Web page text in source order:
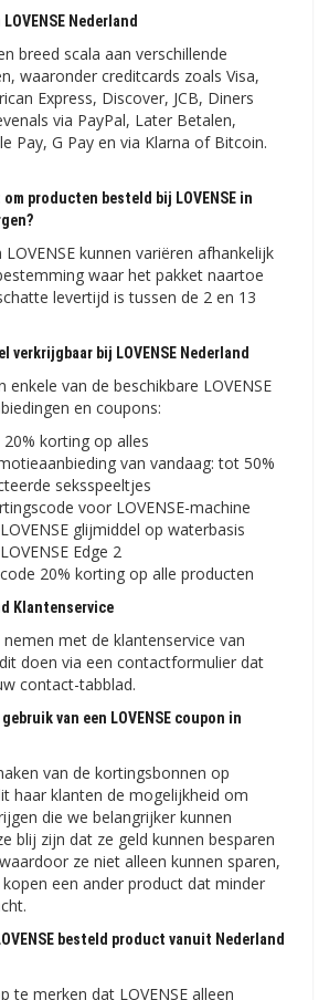
Nederland
breed scala aan verschillende
waaronder creditcards zoals Visa,
Express, Discover, JCB, Diners
via PayPal, Later Betalen,
Pay, G Pay en via Klarna of Bitcoin.
producten besteld bij LOVENSE in
kunnen variëren afhankelijk
waar het pakket naartoe
levertijd is tussen de 2 en 13
verkrijgbaar bij LOVENSE Nederland
enkele van de beschikbare LOVENSE
en coupons:
20% korting op alles
van vandaag: tot 50%
seksspeeltjes
voor LOVENSE-machine
glijmiddel op waterbasis
Edge 2
20% korting op alle producten
Klantenservice
met de klantenservice van
dit doen via een contactformulier dat
contact-tabblad.
van een LOVENSE coupon in
van de kortingsbonnen op
haar klanten de mogelijkheid om
die we belangrijker kunnen
blij zijn dat ze geld kunnen besparen
ze niet alleen kunnen sparen,
een ander product dat minder
besteld product vanuit Nederland
te merken dat LOVENSE alleen